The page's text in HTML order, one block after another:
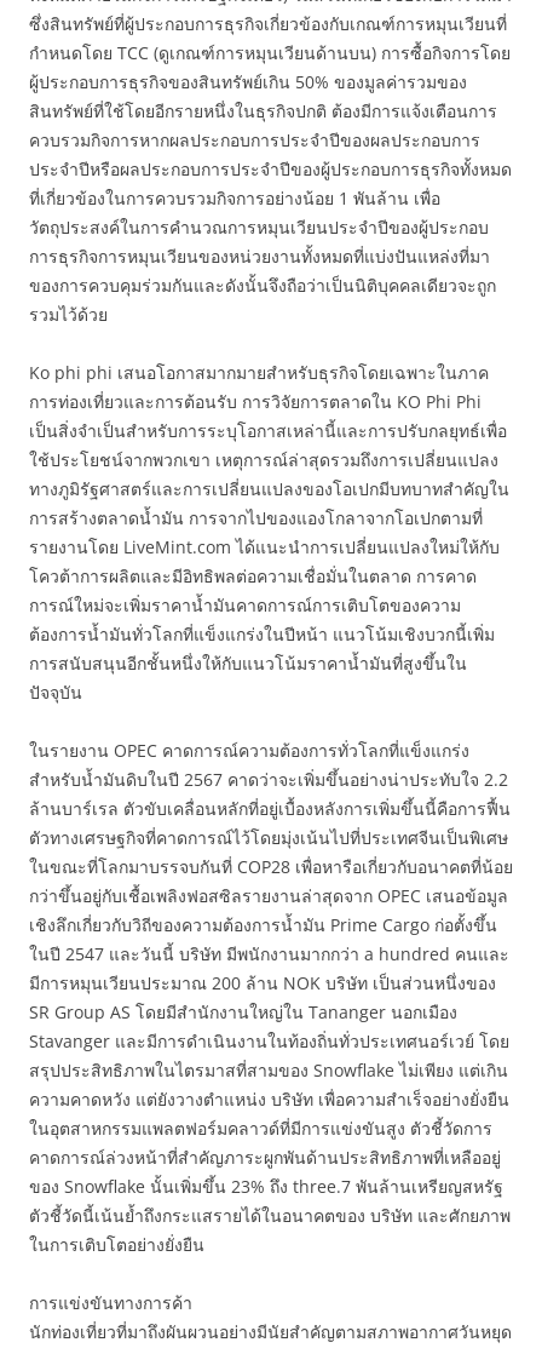
ซึ่งสินทรัพย์ที่ผู้ประกอบการธุรกิจเกี่ยวข้องกับเกณฑ์การหมุนเวียนที่
กำหนดโดย TCC (ดูเกณฑ์การหมุนเวียนด้านบน) การซื้อกิจการโดย
ผู้ประกอบการธุรกิจของสินทรัพย์เกิน 50% ของมูลค่ารวมของ
สินทรัพย์ที่ใช้โดยอีกรายหนึ่งในธุรกิจปกติ ต้องมีการแจ้งเตือนการ
ควบรวมกิจการหากผลประกอบการประจำปีของผลประกอบการ
ประจำปีหรือผลประกอบการประจำปีของผู้ประกอบการธุรกิจทั้งหมด
ที่เกี่ยวข้องในการควบรวมกิจการอย่างน้อย 1 พันล้าน เพื่อ
วัตถุประสงค์ในการคำนวณการหมุนเวียนประจำปีของผู้ประกอบ
การธุรกิจการหมุนเวียนของหน่วยงานทั้งหมดที่แบ่งปันแหล่งที่มา
ของการควบคุมร่วมกันและดังนั้นจึงถือว่าเป็นนิติบุคคลเดียวจะถูก
รวมไว้ด้วย
Ko phi phi เสนอโอกาสมากมายสำหรับธุรกิจโดยเฉพาะในภาค
การท่องเที่ยวและการต้อนรับ การวิจัยการตลาดใน KO Phi Phi
เป็นสิ่งจำเป็นสำหรับการระบุโอกาสเหล่านี้และการปรับกลยุทธ์เพื่อ
ใช้ประโยชน์จากพวกเขา เหตุการณ์ล่าสุดรวมถึงการเปลี่ยนแปลง
ทางภูมิรัฐศาสตร์และการเปลี่ยนแปลงของโอเปกมีบทบาทสำคัญใน
การสร้างตลาดน้ำมัน การจากไปของแองโกลาจากโอเปกตามที่
รายงานโดย LiveMint.com ได้แนะนำการเปลี่ยนแปลงใหม่ให้กับ
โควต้าการผลิตและมีอิทธิพลต่อความเชื่อมั่นในตลาด การคาด
การณ์ใหม่จะเพิ่มราคาน้ำมันคาดการณ์การเติบโตของความ
ต้องการน้ำมันทั่วโลกที่แข็งแกร่งในปีหน้า แนวโน้มเชิงบวกนี้เพิ่ม
การสนับสนุนอีกชั้นหนึ่งให้กับแนวโน้มราคาน้ำมันที่สูงขึ้นใน
ปัจจุบัน
ในรายงาน OPEC คาดการณ์ความต้องการทั่วโลกที่แข็งแกร่ง
สำหรับน้ำมันดิบในปี 2567 คาดว่าจะเพิ่มขึ้นอย่างน่าประทับใจ 2.2
ล้านบาร์เรล ตัวขับเคลื่อนหลักที่อยู่เบื้องหลังการเพิ่มขึ้นนี้คือการฟื้น
ตัวทางเศรษฐกิจที่คาดการณ์ไว้โดยมุ่งเน้นไปที่ประเทศจีนเป็นพิเศษ
ในขณะที่โลกมาบรรจบกันที่ COP28 เพื่อหารือเกี่ยวกับอนาคตที่น้อย
กว่าขึ้นอยู่กับเชื้อเพลิงฟอสซิลรายงานล่าสุดจาก OPEC เสนอข้อมูล
เชิงลึกเกี่ยวกับวิถีของความต้องการน้ำมัน Prime Cargo ก่อตั้งขึ้น
ในปี 2547 และวันนี้ บริษัท มีพนักงานมากกว่า a hundred คนและ
มีการหมุนเวียนประมาณ 200 ล้าน NOK บริษัท เป็นส่วนหนึ่งของ
SR Group AS โดยมีสำนักงานใหญ่ใน Tananger นอกเมือง
Stavanger และมีการดำเนินงานในท้องถิ่นทั่วประเทศนอร์เวย์ โดย
สรุปประสิทธิภาพในไตรมาสที่สามของ Snowflake ไม่เพียง แต่เกิน
ความคาดหวัง แต่ยังวางตำแหน่ง บริษัท เพื่อความสำเร็จอย่างยั่งยืน
ในอุตสาหกรรมแพลตฟอร์มคลาวด์ที่มีการแข่งขันสูง ตัวชี้วัดการ
คาดการณ์ล่วงหน้าที่สำคัญภาระผูกพันด้านประสิทธิภาพที่เหลืออยู่
ของ Snowflake นั้นเพิ่มขึ้น 23% ถึง three.7 พันล้านเหรียญสหรัฐ
ตัวชี้วัดนี้เน้นย้ำถึงกระแสรายได้ในอนาคตของ บริษัท และศักยภาพ
ในการเติบโตอย่างยั่งยืน
การแข่งขันทางการค้า
นักท่องเที่ยวที่มาถึงผันผวนอย่างมีนัยสำคัญตามสภาพอากาศวันหยุด